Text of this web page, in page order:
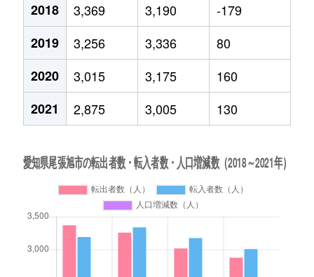
2018
3,369 3,190
-179
2019
3,256 3,336
80
2020
3,015 3,175
160
2021
2,875 3,005 130